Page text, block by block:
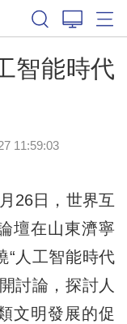
智能時代
11:59:03
26日，世界互
壇在山東濟寧
“人工智能時代
討論，探討人
文明發展的促